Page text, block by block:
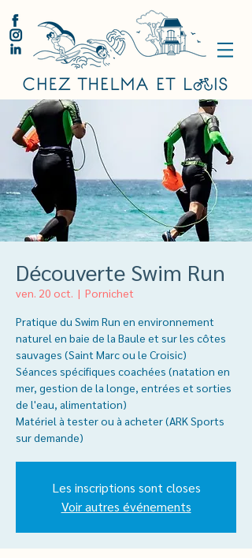
Découverte Swim Run
ven. 20 oct.
  |
Pornichet
Pratique du Swim Run en environnement
naturel en baie de la Baule et sur les côtes
sauvages (Saint Marc ou le Croisic)
Séances spécifiques coachées (natation en
mer, gestion de la longe, entrées et sorties
de l'eau, alimentation)
Matériel à tester ou à acheter (ARK Sports
sur demande)
Les inscriptions sont closes
Voir autres événements